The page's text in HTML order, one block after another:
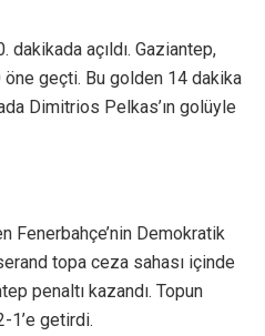
dakikada açıldı. Gaziantep,
geçti. Bu golden 14 dakika
Dimitrios Pelkas’ın golüyle
Fenerbahçe’nin Demokratik
topa ceza sahası içinde
penaltı kazandı. Topun
1’e getirdi.